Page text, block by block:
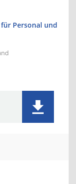
für Personal und